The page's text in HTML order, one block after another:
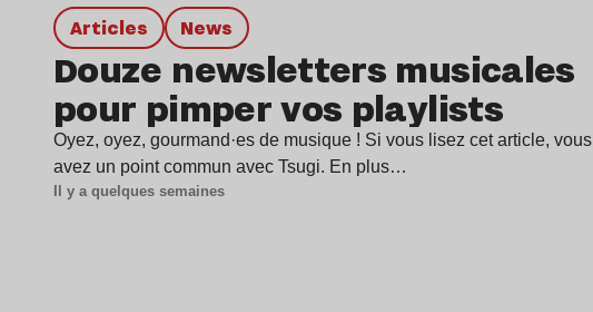
Articles news
Douze newsletters musicales
pour pimper vos playlists
Oyez, oyez, gourmand·es de musique ! Si vous lisez cet article, vous
avez un point commun avec Tsugi. En plus…
Il y a quelques semaines